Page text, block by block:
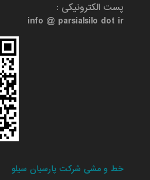
پست الکترونیکی :
info @ parsialsilo dot ir
خط و مشی شرکت پارسیان سیلو